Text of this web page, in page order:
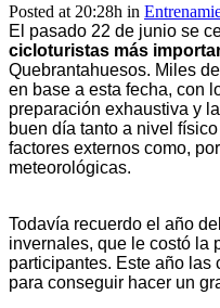
Posted at 20:28h in
El pasado 22 de junio se
cicloturistas más
Quebrantahuesos. Miles
en base a esta fecha, con
preparación exhaustiva y
buen día tanto a nivel
factores externos como,
meteorológicas.
Todavía recuerdo el año
invernales, que le costó la
participantes. Este año
para conseguir hacer un